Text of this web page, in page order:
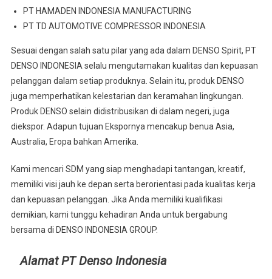
PT HAMADEN INDONESIA MANUFACTURING
PT TD AUTOMOTIVE COMPRESSOR INDONESIA
Sesuai dengan salah satu pilar yang ada dalam DENSO Spirit, PT
DENSO INDONESIA selalu mengutamakan kualitas dan kepuasan
pelanggan dalam setiap produknya. Selain itu, produk DENSO
juga memperhatikan kelestarian dan keramahan lingkungan.
Produk DENSO selain didistribusikan di dalam negeri, juga
diekspor. Adapun tujuan Ekspornya mencakup benua Asia,
Australia, Eropa bahkan Amerika.
Kami mencari SDM yang siap menghadapi tantangan, kreatif,
memiliki visi jauh ke depan serta berorientasi pada kualitas kerja
dan kepuasan pelanggan. Jika Anda memiliki kualifikasi
demikian, kami tunggu kehadiran Anda untuk bergabung
bersama di DENSO INDONESIA GROUP.
Alamat PT Denso Indonesia